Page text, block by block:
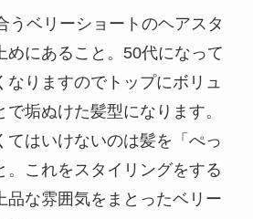
うベリーショートのヘアスタ
めにあること。50代になって
なりますのでトップにボリュ
垢ぬけた髪型になります。
てはいけないのは髪を「ぺっ
。これをスタイリングをする
品な雰囲気をまとったベリー